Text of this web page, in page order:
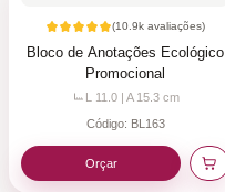
(10.9k avaliações)
Bloco de Anotações Ecológico
Promocional
L 11.0 | A 15.3cm
Código: BL163
Orçar